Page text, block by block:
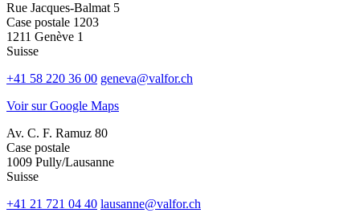
Rue Jacques-Balmat 5
Case postale 1203
1211 Genève 1
Suisse
+41 58 220 36 00 geneva@valfor.ch
Voir sur Google Maps
Av. C. F. Ramuz 80
Case postale
1009 Pully/Lausanne
Suisse
+41 21 721 04 40 lausanne@valfor.ch